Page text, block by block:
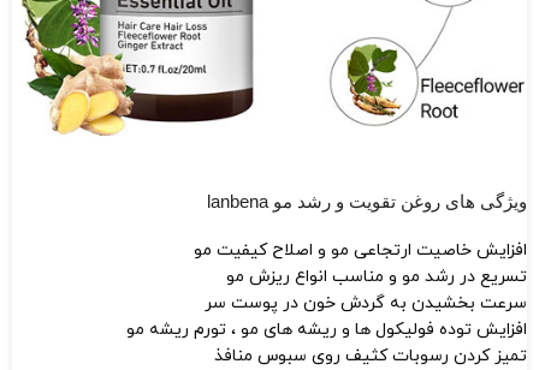
ویژگی های روغن تقویت و رشد مو lanbena
افزایش خاصیت ارتجاعی مو و اصلاح کیفیت مو
تسریع در رشد مو و مناسب انواع ریزش مو
سرعت بخشیدن به گردش خون در پوست سر
افزایش توده فولیکول ها و ریشه های مو ، تورم ریشه مو
تمیز کردن رسوبات کثیف روی سبوس منافذ